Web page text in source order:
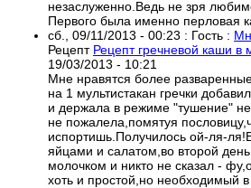
незаслуженно.Ведь не зря
Первого была именно перловая
сб., 09/11/2013 - 00:23 : Гость :
Рецепт Рецепт гречневой каши в
19/03/2013 - 10:21
Мне нравятся более
на 1 мультистакан гречки
и держала в режиме "тушение"
не пожалела,помятуя
испортишь.Получилось ой-ля-
яйцами и салатом,во второй
молочком и никто не сказал -
хоть и простой,но необходимый